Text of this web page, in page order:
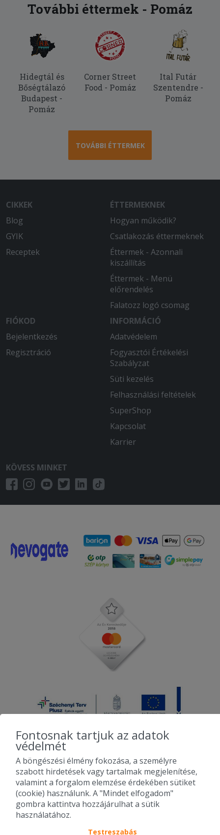
További éttermek - Pomáz
Hidegtál és
Bőségtálazó
Budapest -
Pomáz
Corner Street
Food - Pomáz
Ital Futár
Szentendre -
Pomáz
TOVÁBBI ÉTTERMEK
CIKKEK
Blog
GYIK
Receptek
ÉTTERMEKNEK
Hogyan működik?
Csatlakozás éttermeknek
Éttermek - Azonnali
kiszállítás
Éttermek - Menü
előrendelés
Falatozz logó csomag
FIÓKOD
Bejelentkezés
Regisztráció
INFORMÁCIÓ
Adatvédelem
Fogyasztói Értékelési
Szabályzat
Süti kezelés
Felhasználási feltételek
SuperShop
Kapcsolat
Karrier
KÖVESS MINKET
2010-2026 Copyright - Falatozz.hu - Diston-line Kft.
Pizza, gyros, hamburger, menük kedvező áron, egy helyen az összes
étterem ajánlata.
Fontosnak tartjuk az adatok
védelmét
A böngészési élmény fokozása, a személyre
szabott hirdetések vagy tartalmak megjelenítése,
valamint a forgalom elemzése érdekében sütiket
(cookie) használunk. A "Mindet elfogadom"
gombra kattintva hozzájárulhat a sütik
használatához.
Testreszabás